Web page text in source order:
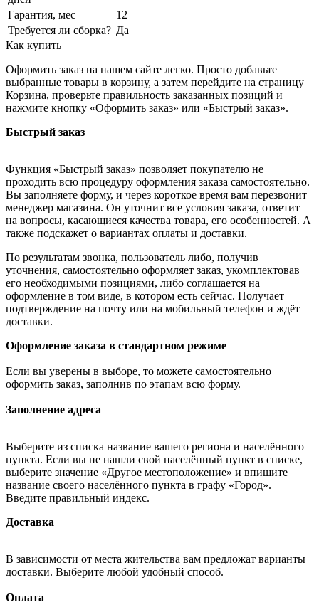
Гарантия, мес
12
Требуется ли сборка? Да
Как купить
Оформить заказ на нашем сайте легко. Просто добавьте
выбранные товары в корзину, а затем перейдите на страницу
Корзина, проверьте правильность заказанных позиций и
нажмите кнопку «Оформить заказ» или «Быстрый заказ».
Быстрый заказ
Функция «Быстрый заказ» позволяет покупателю не
проходить всю процедуру оформления заказа самостоятельно.
Вы заполняете форму, и через короткое время вам перезвонит
менеджер магазина. Он уточнит все условия заказа, ответит
на вопросы, касающиеся качества товара, его особенностей. А
также подскажет о вариантах оплаты и доставки.
По результатам звонка, пользователь либо, получив
уточнения, самостоятельно оформляет заказ, укомплектовав
его необходимыми позициями, либо соглашается на
оформление в том виде, в котором есть сейчас. Получает
подтверждение на почту или на мобильный телефон и ждёт
доставки.
Оформление заказа в стандартном режиме
Если вы уверены в выборе, то можете самостоятельно
оформить заказ, заполнив по этапам всю форму.
Заполнение адреса
Выберите из списка название вашего региона и населённого
пункта. Если вы не нашли свой населённый пункт в списке,
выберите значение «Другое местоположение» и впишите
название своего населённого пункта в графу «Город».
Введите правильный индекс.
Доставка
В зависимости от места жительства вам предложат варианты
доставки. Выберите любой удобный способ.
Оплата